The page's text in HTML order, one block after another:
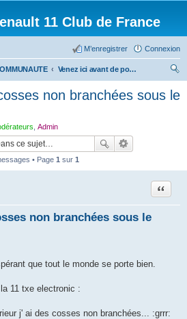
11 Club de France
Connexion
M’enregistrer
Venez ici avant de poster, tout vous sera expliqué
her
non branchées sous le
Admin
• Page 1 sur 1
non branchées sous le
Citation
que tout le monde se porte bien.
11 txe electronic :
j' ai des cosses non branchées... :grrr: